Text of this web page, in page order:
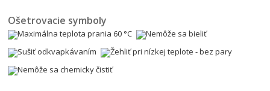
Ošetrovacie symboly